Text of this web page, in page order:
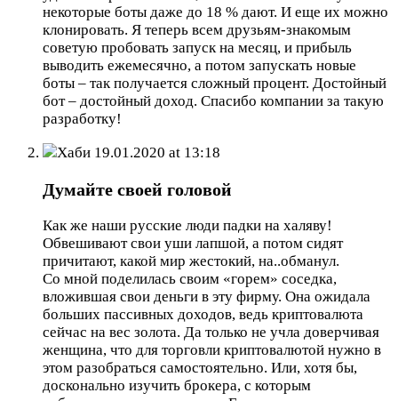
некоторые боты даже до 18 % дают. И еще их можно
клонировать. Я теперь всем друзьям-знакомым
советую пробовать запуск на месяц, и прибыль
выводить ежемесячно, а потом запускать новые
боты – так получается сложный процент. Достойный
бот – достойный доход. Спасибо компании за такую
разработку!
Хаби 19.01.2020 at 13:18
Думайте своей головой
Как же наши русские люди падки на халяву!
Обвешивают свои уши лапшой, а потом сидят
причитают, какой мир жестокий, на..обманул.
Со мной поделилась своим «горем» соседка,
вложившая свои деньги в эту фирму. Она ожидала
больших пассивных доходов, ведь криптовалюта
сейчас на вес золота. Да только не учла доверчивая
женщина, что для торговли криптовалютой нужно в
этом разобраться самостоятельно. Или, хотя бы,
досконально изучить брокера, с которым